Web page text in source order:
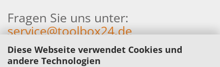
Diese Webseite verwendet Cookies und
andere Technologien
Fragen Sie uns unter:
service@toolbox24.de